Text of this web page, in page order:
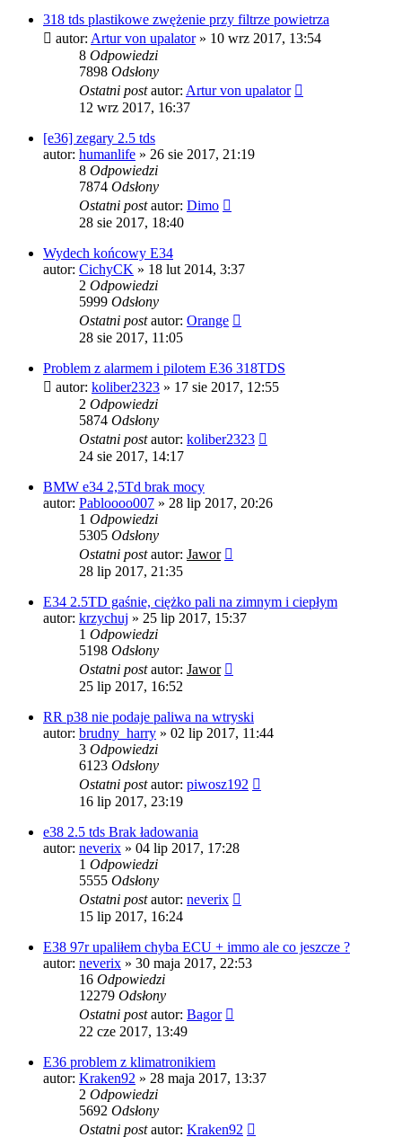
318 tds plastikowe zwężenie przy filtrze powietrza
autor: Artur von upalator» 10 wrz 2017, 13:54
8 Odpowiedzi
7898 Odsłony
Ostatni postautor: Artur von upalator
12 wrz 2017, 16:37
[e36] zegary 2.5 tds
autor: humanlife » 26 sie 2017, 21:19
8 Odpowiedzi
7874 Odsłony
Ostatni postautor: Dimo
28 sie 2017, 18:40
Wydech końcowy E34
autor: CichyCK » 18 lut 2014, 3:37
2 Odpowiedzi
5999 Odsłony
Ostatni postautor: Orange
28 sie 2017, 11:05
Problem z alarmem i pilotem E36 318TDS
autor: koliber2323 » 17 sie 2017, 12:55
2 Odpowiedzi
5874 Odsłony
Ostatni postautor: koliber2323
24 sie 2017, 14:17
BMW e34 2,5Td brak mocy
autor: Pabloooo007 » 28 lip 2017, 20:26
1 Odpowiedzi
5305 Odsłony
Ostatni postautor: Jawor
28 lip 2017, 21:35
E34 2.5TD gaśnie, ciężko pali na zimnym i ciepłym
autor: krzychuj » 25 lip 2017, 15:37
1 Odpowiedzi
5198 Odsłony
Ostatni postautor: Jawor
25 lip 2017, 16:52
RR p38 nie podaje paliwa na wtryski
autor: brudny_harry » 02 lip 2017, 11:44
3 Odpowiedzi
6123 Odsłony
Ostatni postautor: piwosz192
16 lip 2017, 23:19
e38 2.5 tds Brak ładowania
autor: neverix » 04 lip 2017, 17:28
1 Odpowiedzi
5555 Odsłony
Ostatni postautor: neverix
15 lip 2017, 16:24
E38 97r upaliłem chyba ECU + immo ale co jeszcze ?
autor: neverix » 30 maja 2017, 22:53
16 Odpowiedzi
12279 Odsłony
Ostatni postautor: Bagor
22 cze 2017, 13:49
E36 problem z klimatronikiem
autor: Kraken92 » 28 maja 2017, 13:37
2 Odpowiedzi
5692 Odsłony
Ostatni postautor: Kraken92